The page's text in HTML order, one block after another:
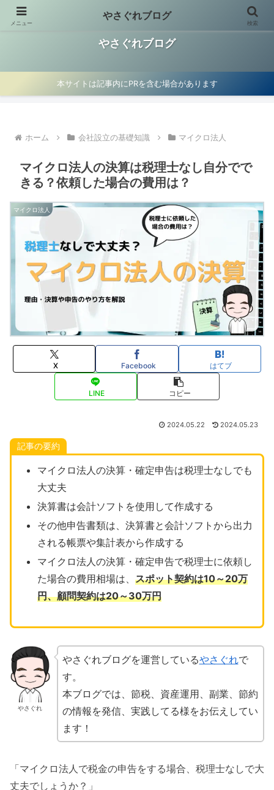
やさぐれブログ
本サイトは記事内にPRを含む場合があります
ホーム 会社設立の基礎知識 マイクロ法人
マイクロ法人の決算は税理士なし自分でで
きる？依頼した場合の費用は？
マイクロ法人
X Facebook はてブ
LINE コピー
2024.05.22 2024.05.23
記事の要約
マイクロ法人の決算・確定申告は税理士なしでも
大丈夫
決算書は会計ソフトを使用して作成する
その他申告書類は、決算書と会計ソフトから出力
される帳票や集計表から作成する
マイクロ法人の決算・確定申告で税理士に依頼し
た場合の費用相場は、 スポット契約は10～20万
円、顧問契約は20～30万円
やさぐれ
やさぐれブログを運営しているやさぐれで
す。
本ブログでは、節税、資産運用、副業、節約
の情報を発信、実践してる様をお伝えしてい
ます！
「マイクロ法人で税金の申告をする場合、税理士なしで大
丈夫でしょうか？」
メニュー
やさぐれブログ
検索